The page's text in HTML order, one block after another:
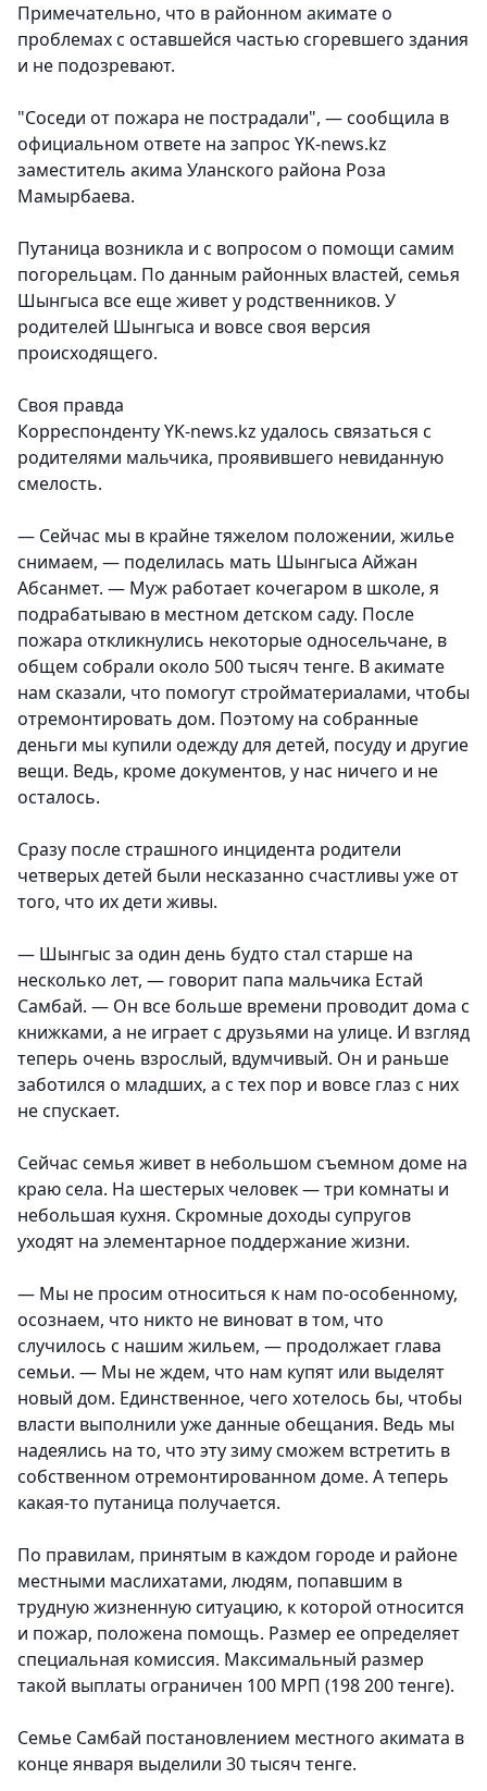
Примечательно, что в районном акимате о
проблемах с оставшейся частью сгоревшего здания
и не подозревают.
"Соседи от пожара не пострадали", — сообщила в
официальном ответе на запрос YK-news.kz
заместитель акима Уланского района Роза
Мамырбаева.
Путаница возникла и с вопросом о помощи самим
погорельцам. По данным районных властей, семья
Шынгыса все еще живет у родственников. У
родителей Шынгыса и вовсе своя версия
происходящего.
Своя правда
Корреспонденту YK-news.kz удалось связаться с
родителями мальчика, проявившего невиданную
смелость.
— Сейчас мы в крайне тяжелом положении, жилье
снимаем, — поделилась мать Шынгыса Айжан
Абсанмет. — Муж работает кочегаром в школе, я
подрабатываю в местном детском саду. После
пожара откликнулись некоторые односельчане, в
общем собрали около 500 тысяч тенге. В акимате
нам сказали, что помогут стройматериалами, чтобы
отремонтировать дом. Поэтому на собранные
деньги мы купили одежду для детей, посуду и другие
вещи. Ведь, кроме документов, у нас ничего и не
осталось.
Сразу после страшного инцидента родители
четверых детей были несказанно счастливы уже от
того, что их дети живы.
— Шынгыс за один день будто стал старше на
несколько лет, — говорит папа мальчика Естай
Самбай. — Он все больше времени проводит дома с
книжками, а не играет с друзьями на улице. И взгляд
теперь очень взрослый, вдумчивый. Он и раньше
заботился о младших, а с тех пор и вовсе глаз с них
не спускает.
Сейчас семья живет в небольшом съемном доме на
краю села. На шестерых человек — три комнаты и
небольшая кухня. Скромные доходы супругов
уходят на элементарное поддержание жизни.
— Мы не просим относиться к нам по-особенному,
осознаем, что никто не виноват в том, что
случилось с нашим жильем, — продолжает глава
семьи. — Мы не ждем, что нам купят или выделят
новый дом. Единственное, чего хотелось бы, чтобы
власти выполнили уже данные обещания. Ведь мы
надеялись на то, что эту зиму сможем встретить в
собственном отремонтированном доме. А теперь
какая-то путаница получается.
По правилам, принятым в каждом городе и районе
местными маслихатами, людям, попавшим в
трудную жизненную ситуацию, к которой относится
и пожар, положена помощь. Размер ее определяет
специальная комиссия. Максимальный размер
такой выплаты ограничен 100 МРП (198 200 тенге).
Семье Самбай постановлением местного акимата в
конце января выделили 30 тысяч тенге.